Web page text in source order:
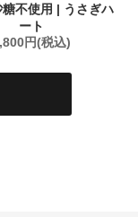
不使用 | うさぎハ
ート
円(税込)